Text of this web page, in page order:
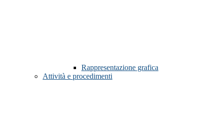
Rappresentazione grafica
Attività e procedimenti